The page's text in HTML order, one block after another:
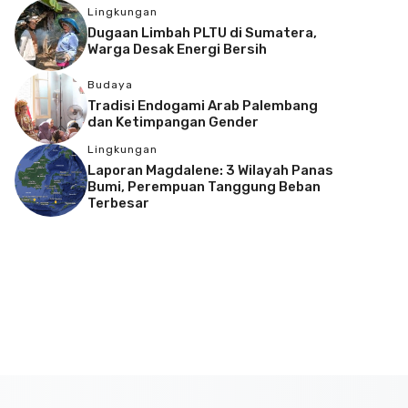
Lingkungan
Dugaan Limbah PLTU di Sumatera,
Warga Desak Energi Bersih
Budaya
Tradisi Endogami Arab Palembang
dan Ketimpangan Gender
Lingkungan
Laporan Magdalene: 3 Wilayah Panas
Bumi, Perempuan Tanggung Beban
Terbesar